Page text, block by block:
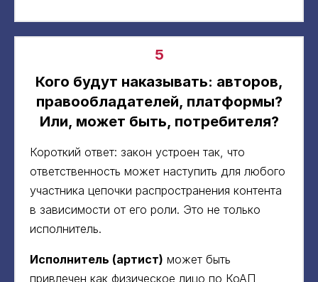
5
Кого будут наказывать: авторов,
правообладателей, платформы?
Или, может быть, потребителя?
Короткий ответ: закон устроен так, что
ответственность может наступить для любого
участника цепочки распространения контента
в зависимости от его роли. Это не только
исполнитель.
Исполнитель (артист) может быть
привлечен как физическое лицо по КоАП